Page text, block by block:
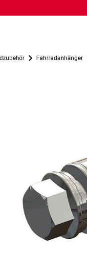
Fahrradanhänger